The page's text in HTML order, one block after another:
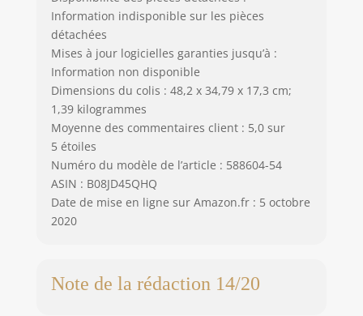
Information indisponible sur les pièces
détachées
Mises à jour logicielles garanties jusqu’à :
Information non disponible
Dimensions du colis : 48,2 x 34,79 x 17,3 cm;
1,39 kilogrammes
Moyenne des commentaires client : 5,0 sur
5 étoiles
Numéro du modèle de l’article : 588604-54
ASIN : B08JD45QHQ
Date de mise en ligne sur Amazon.fr : 5 octobre
2020
Note de la rédaction 14/20